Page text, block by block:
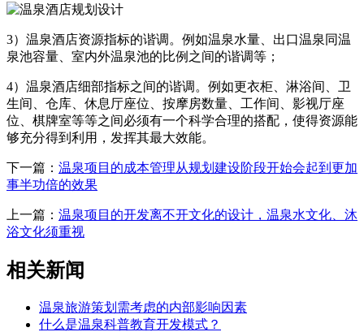
3） 温泉酒店资源指标的谐调。例如温泉水量、出口温泉同温
泉池容量、室内外温泉池的比例之间的谐调等；
4） 温泉酒店细部指标之间的谐调。例如更衣柜、淋浴间、卫
生间、仓库、休息厅座位、按摩房数量、工作间、影视厅座
位、棋牌室等等之间必须有一个科学合理的搭配，使得资源能
够充分得到利用，发挥其最大效能。
下一篇： 温泉项目的成本管理从规划建设阶段开始会起到更加
事半功倍的效果
上一篇： 温泉项目的开发离不开文化的设计，温泉水文化、沐
浴文化须重视
相关新闻
温泉旅游策划需考虑的内部影响因素
什么是温泉科普教育开发模式？